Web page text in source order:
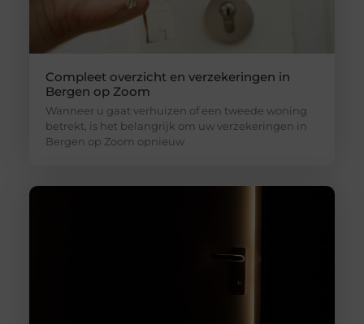
Compleet overzicht en verzekeringen in
Bergen op Zoom
Wanneer u gaat verhuizen of een tweede woning
betrekt, is het belangrijk om uw verzekeringen in
Bergen op Zoom opnieuw